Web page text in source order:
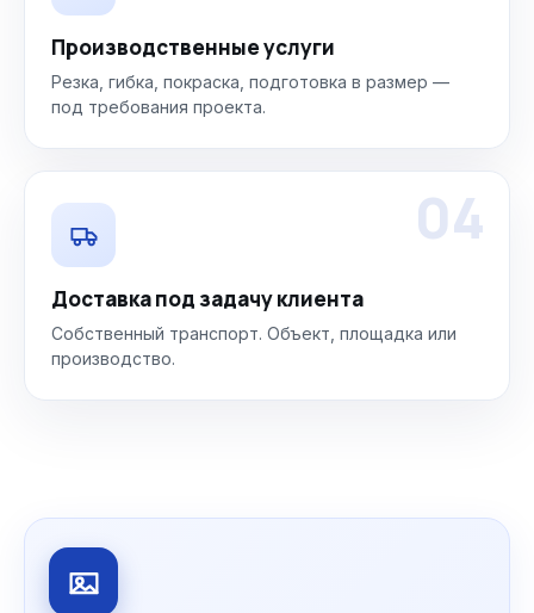
Производственные услуги
Резка, гибка, покраска, подготовка в размер —
под требования проекта.
04
Доставка под задачу клиента
Собственный транспорт. Объект, площадка или
производство.